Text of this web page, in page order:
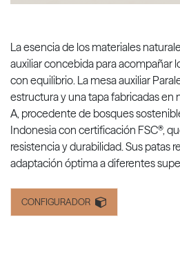
La esencia de los materiales
auxiliar concebida para acompañar
con equilibrio. La mesa auxiliar
estructura y una tapa fabricadas en
A, procedente de bosques
Indonesia con certificación FSC®,
resistencia y durabilidad. Sus patas
adaptación óptima a diferentes
CONFIGURADOR